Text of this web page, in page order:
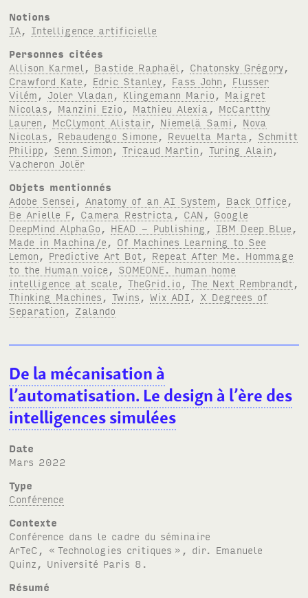
Notions
IA
Intelligence artificielle
Personnes citées
Allison Karmel
Bastide Raphaël Chatonsky Grégory
Crawford Kate
Edric Stanley Fass John
Flusser
Vilém
Joler Vladan Klingemann Mario
Maigret
Nicolas
Manzini Ezio Mathieu Alexia
McCartthy
Lauren
McClymont Alistair, Niemelä Sami
Nova
Nicolas
Rebaudengo Simone Revuelta Marta
Schmitt
Philipp
Senn Simon ,Tricaud Martin ,Turing Alain
Vacheron Jolër
Objets mentionnés
Adobe Sensei
Anatomy of an AI System Back Office
Be Arielle F, Camera Restricta CAN
Google
DeepMind AlphaGo
HEAD - Publishing IBM Deep BLue
Made in Machina/e
Of Machines Learning to See
Lemon
Predictive Art Bot
Repeat After Me. Hommage
to the Human voice
SOMEONE. human home
intelligence at scale ,TheGrid.io ,The Next Rembrandt
Thinking Machines ,Twins ,Wix ADI
X Degrees of
Separation
Zalando
De la mécanisation à
l’automatisation. Le design à l’ère des
intelligences simulées
Date
mars 2022
Type
Conférence
Contexte
Conférence dans le cadre du séminaire
ArTeC , « Technologies critiques », dir. Emanuele
Quinz, Université Paris 8.
Résumé